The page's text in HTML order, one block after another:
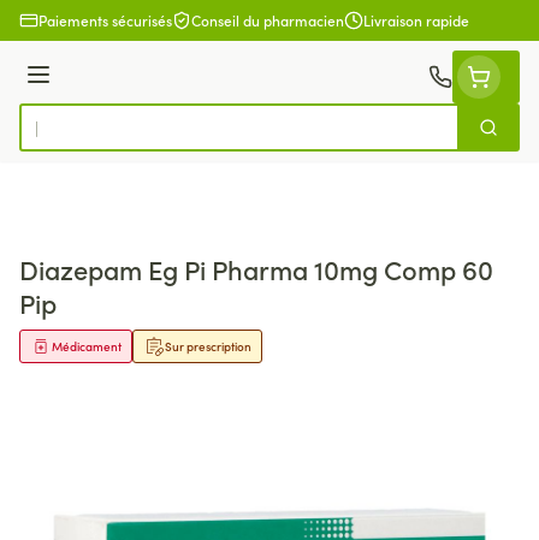
Aller au contenu
Paiements sécurisés Conseil du pharmacien Livraison rapide
Menu
Rechercher
Diazepam Eg Pi Pharma 10mg Comp 60
Pip
Sur prescription
Médicament